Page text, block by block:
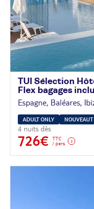
TUI Sélection
Flex bagages
Espagne, Baléares,
ADULT ONLY
4 nuits dès
726€
TTC
/ pers.